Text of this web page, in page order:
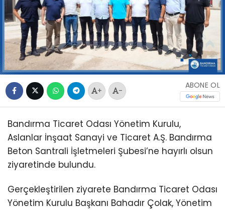
+ -
ABONE OL
Bandırma Ticaret Odası Yönetim Kurulu,
Aslanlar İnşaat Sanayi ve Ticaret A.Ş. Bandırma
Beton Santrali İşletmeleri Şubesi’ne hayırlı olsun
ziyaretinde bulundu.
Gerçekleştirilen ziyarete Bandırma Ticaret Odası
Yönetim Kurulu Başkanı Bahadır Çolak, Yönetim